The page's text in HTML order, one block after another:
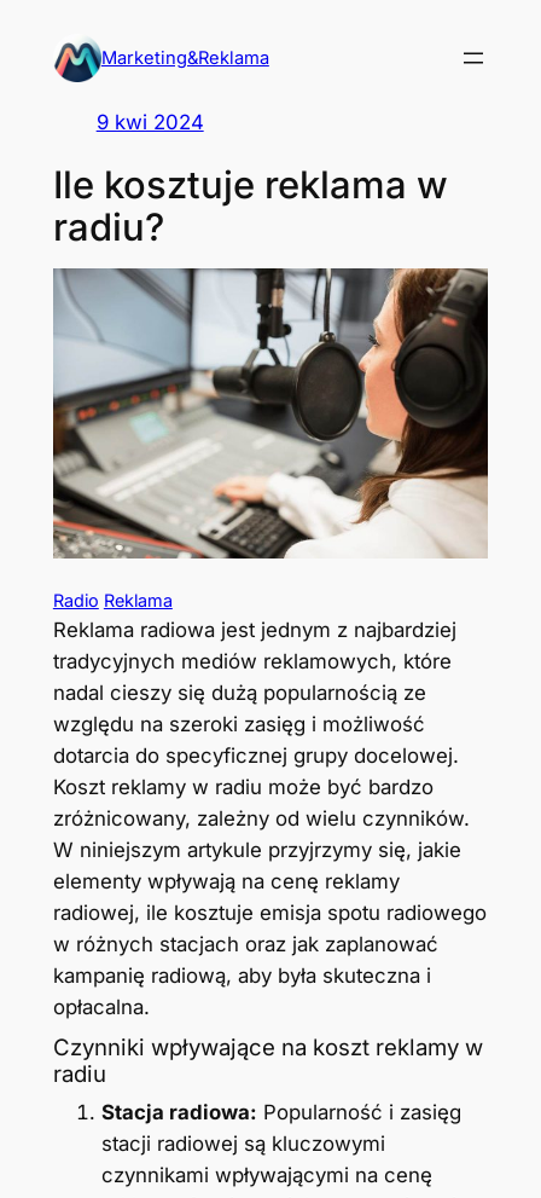
Marketing&Reklama
9 kwi 2024
Ile kosztuje reklama w
radiu?
Radio Reklama
Reklama radiowa jest jednym z najbardziej
tradycyjnych mediów reklamowych, które
nadal cieszy się dużą popularnością ze
względu na szeroki zasięg i możliwość
dotarcia do specyficznej grupy docelowej.
Koszt reklamy w radiu może być bardzo
zróżnicowany, zależny od wielu czynników.
W niniejszym artykule przyjrzymy się, jakie
elementy wpływają na cenę reklamy
radiowej, ile kosztuje emisja spotu radiowego
w różnych stacjach oraz jak zaplanować
kampanię radiową, aby była skuteczna i
opłacalna.
Czynniki wpływające na koszt reklamy w
radiu
Stacja radiowa: Popularność i zasięg
stacji radiowej są kluczowymi
czynnikami wpływającymi na cenę